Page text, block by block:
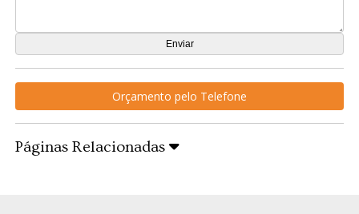
Orçamento pelo Telefone
Páginas Relacionadas